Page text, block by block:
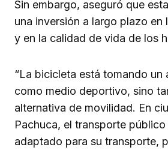
Sin embargo, aseguró que
una inversión a largo plazo en
y en la calidad de vida de los
“La bicicleta está tomando un
como medio deportivo, sino
alternativa de movilidad. En
Pachuca, el transporte público
adaptado para su transporte,